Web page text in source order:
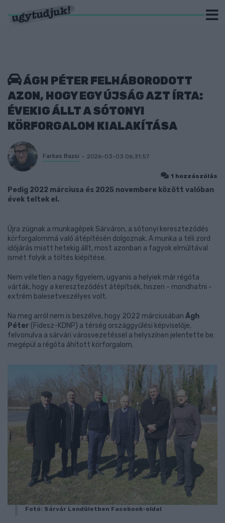
ÁGH PÉTER FELHÁBORODOTT
AZON, HOGY EGY ÚJSÁG AZT ÍRTA:
ÉVEKIG ÁLLT A SÓTONYI
KÖRFORGALOM KIALAKÍTÁSA
Farkas Bazsi 2026-03-03 06:31:57
1 hozzászólás
Pedig 2022 márciusa és 2025 novembere között valóban
évek teltek el.
Újra zúgnak a munkagépek Sárváron, a sótonyi kereszteződés
körforgalommá való átépítésén dolgoznak. A munka a téli zord
időjárás miatt hetekig állt, most azonban a fagyok elmúltával
ismét folyik a töltés kiépítése.
Nem véletlen a nagy figyelem, ugyanis a helyiek már régóta
várták, hogy a kereszteződést átépítsék, hiszen - mondhatni -
extrém balesetveszélyes volt.
Na meg arról nem is beszélve, hogy 2022 márciusában Ágh
Péter (Fidesz-KDNP) a térség országgyűlési képviselője,
felvonulva a sárvári városvezetéssel a helyszínen jelentette be:
megépül a régóta áhított körforgalom.
Fotó: Sárvár Lendületben Facebook-oldal